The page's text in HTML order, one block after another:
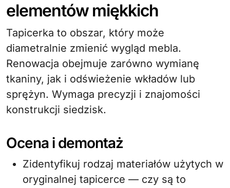
elementów miękkich
Tapicerka to obszar, który może
diametralnie zmienić wygląd mebla.
Renowacja obejmuje zarówno wymianę
tkaniny, jak i odświeżenie wkładów lub
sprężyn. Wymaga precyzji i znajomości
konstrukcji siedzisk.
Ocena i demontaż
Zidentyfikuj rodzaj materiałów użytych w
oryginalnej tapicerce — czy są to